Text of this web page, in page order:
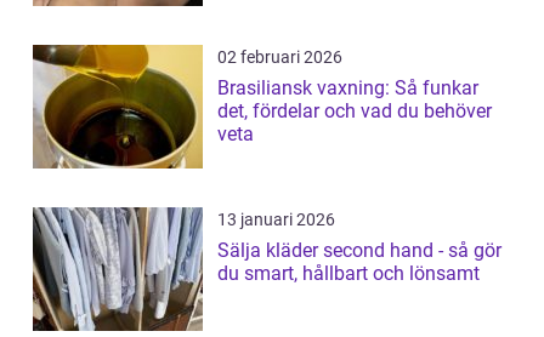
02 februari 2026
Brasiliansk vaxning: Så funkar
det, fördelar och vad du behöver
veta
13 januari 2026
Sälja kläder second hand - så gör
du smart, hållbart och lönsamt